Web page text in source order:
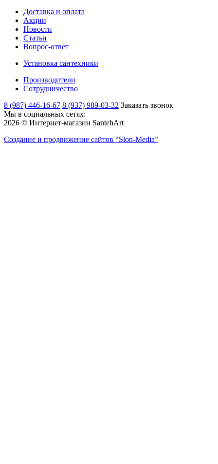
Доставка и оплата
Акции
Новости
Статьи
Вопрос-ответ
Установка сантехники
Производители
Сотрудничество
8 (987) 446-16-67 8 (937) 989-03-32 Заказать звонок
Мы в социальных сетях:
2026 © Интернет-магазин SantehArt
Создание и продвижение сайтов “Slon-Media”